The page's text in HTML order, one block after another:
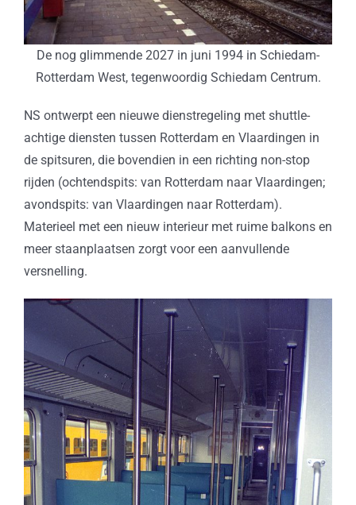
De nog glimmende 2027 in juni 1994 in Schiedam-
Rotterdam West, tegenwoordig Schiedam Centrum.
NS ontwerpt een nieuwe dienstregeling met shuttle-
achtige diensten tussen Rotterdam en Vlaardingen in
de spitsuren, die bovendien in een richting non-stop
rijden (ochtendspits: van Rotterdam naar Vlaardingen;
avondspits: van Vlaardingen naar Rotterdam).
Materieel met een nieuw interieur met ruime balkons en
meer staanplaatsen zorgt voor een aanvullende
versnelling.